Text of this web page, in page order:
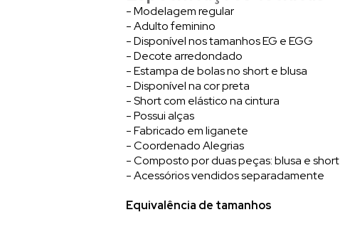
- Modelagem regular
- Adulto feminino
- Disponível nos tamanhos EG e EGG
- Decote arredondado
- Estampa de bolas no short e blusa
- Disponível na cor preta
- Short com elástico na cintura
- Possui alças
- Fabricado em liganete
- Coordenado Alegrias
- Composto por duas peças: blusa e short
- Acessórios vendidos separadamente
Equivalência de tamanhos